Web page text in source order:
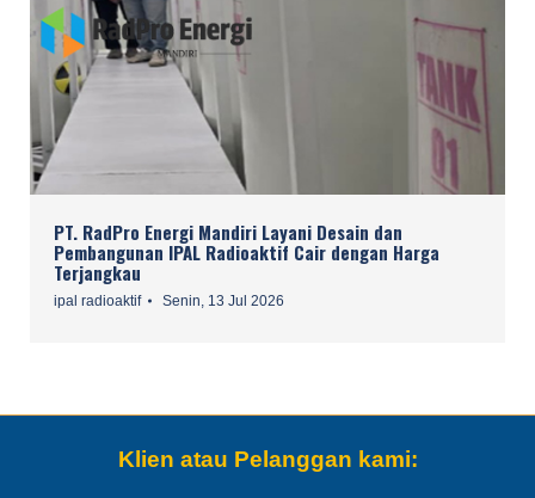
PT. RadPro Energi Mandiri Layani Desain dan
Pembangunan IPAL Radioaktif Cair dengan Harga
Terjangkau
ipal radioaktif Senin, 13 Jul 2026
Klien atau Pelanggan kami: